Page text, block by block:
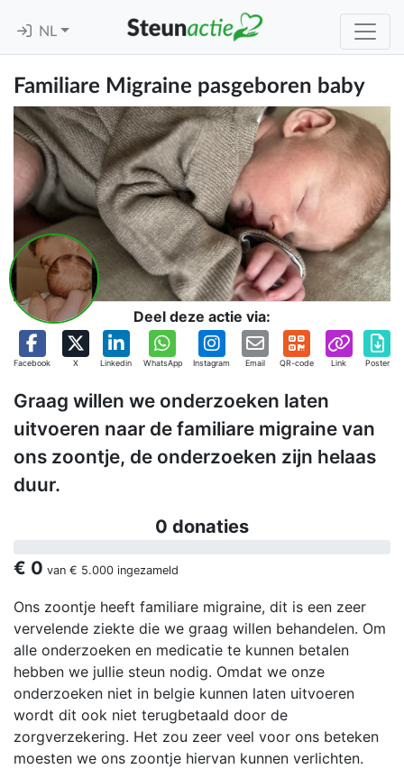
NL
Familiare Migraine pasgeboren baby
Deel deze actie via:
Facebook X Linkedin WhatsApp Instagram Email QR-code Link Poster
Graag willen we onderzoeken laten
uitvoeren naar de familiare migraine van
ons zoontje, de onderzoeken zijn helaas
duur.
0 donaties
€ 0 van € 5.000 ingezameld
Ons zoontje heeft familiare migraine, dit is een zeer
vervelende ziekte die we graag willen behandelen. Om
alle onderzoeken en medicatie te kunnen betalen
hebben we jullie steun nodig. Omdat we onze
onderzoeken niet in belgie kunnen laten uitvoeren
wordt dit ook niet terugbetaald door de
zorgverzekering. Het zou zeer veel voor ons beteken
moesten we ons zoontje hiervan kunnen verlichten.